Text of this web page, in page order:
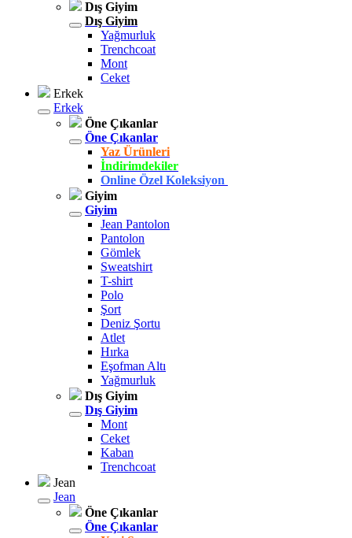
Dış Giyim
Dış Giyim
Yağmurluk
Trenchcoat
Mont
Ceket
Erkek
Erkek
Öne Çıkanlar
Öne Çıkanlar
Yaz Ürünleri
İndirimdekiler
Online Özel Koleksiyon
Giyim
Giyim
Jean Pantolon
Pantolon
Gömlek
Sweatshirt
T-shirt
Polo
Şort
Deniz Şortu
Atlet
Hırka
Eşofman Altı
Yağmurluk
Dış Giyim
Dış Giyim
Mont
Ceket
Kaban
Trenchcoat
Jean
Jean
Öne Çıkanlar
Öne Çıkanlar